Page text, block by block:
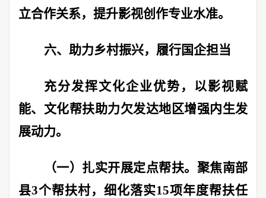
立合作关系，提升影视创作专业水准。
六、助力乡村振兴，履行国企担当
充分发挥文化企业优势，以影视赋
能、文化帮扶助力欠发达地区增强内生发
展动力。
（一）扎实开展定点帮扶。 聚焦南部
县3个帮扶村，细化落实15项年度帮扶任